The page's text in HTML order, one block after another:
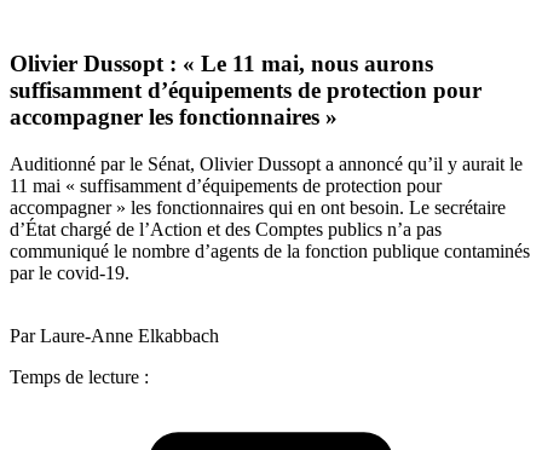
Olivier Dussopt : « Le 11 mai, nous aurons
suffisamment d’équipements de protection pour
accompagner les fonctionnaires »
Auditionné par le Sénat, Olivier Dussopt a annoncé qu’il y aurait le
11 mai « suffisamment d’équipements de protection pour
accompagner » les fonctionnaires qui en ont besoin. Le secrétaire
d’État chargé de l’Action et des Comptes publics n’a pas
communiqué le nombre d’agents de la fonction publique contaminés
par le covid-19.
Par Laure-Anne Elkabbach
Temps de lecture :